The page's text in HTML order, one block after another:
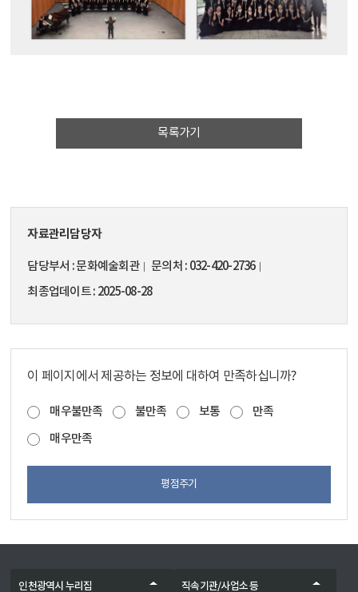
목록가기
자료관리담당자
담당부서 문화예술회관 문의처
032-420-2736
최종업데이트 2025-08-28
이 페이지에서 제공하는 정보에 대하여 만족하십니까?
매우불만족 불만족 보통
만족
매우만족
평점주기
인천광역시 누리집 직속기관/사업소 등